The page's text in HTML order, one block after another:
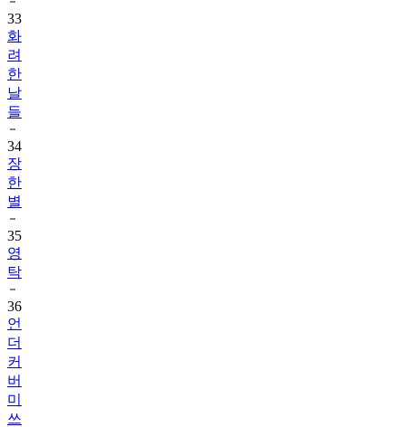
33
화
려
한
날
들
34
장
한
별
35
영
탁
36
언
더
커
버
미
쓰